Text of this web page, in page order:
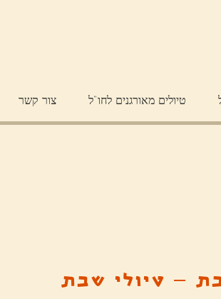
טיולים מאורגנים לחו"ל צור קשר
– טיולי שבת